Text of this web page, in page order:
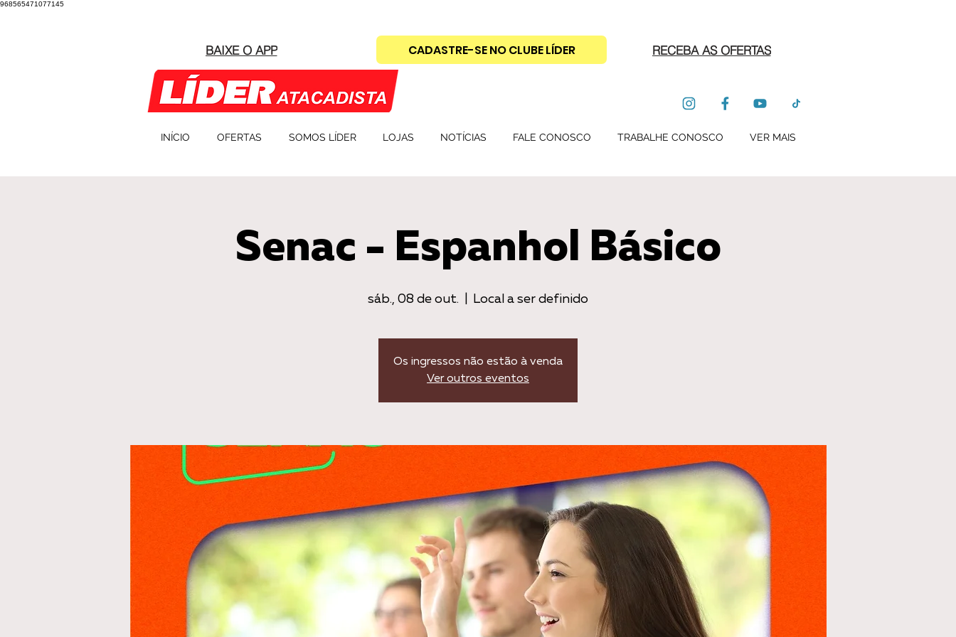
968565471077145
BAIXE O APP CADASTRE-SE NO CLUBE LÍDER RECEBA AS OFERTAS
INÍCIO OFERTAS SOMOS LÍDER LOJAS NOTÍCIAS FALE CONOSCO TRABALHE CONOSCO VER MAIS
Senac - Espanhol Básico
sáb., 08 de out. Local a ser definido
Os ingressos não estão à venda
Ver outros eventos